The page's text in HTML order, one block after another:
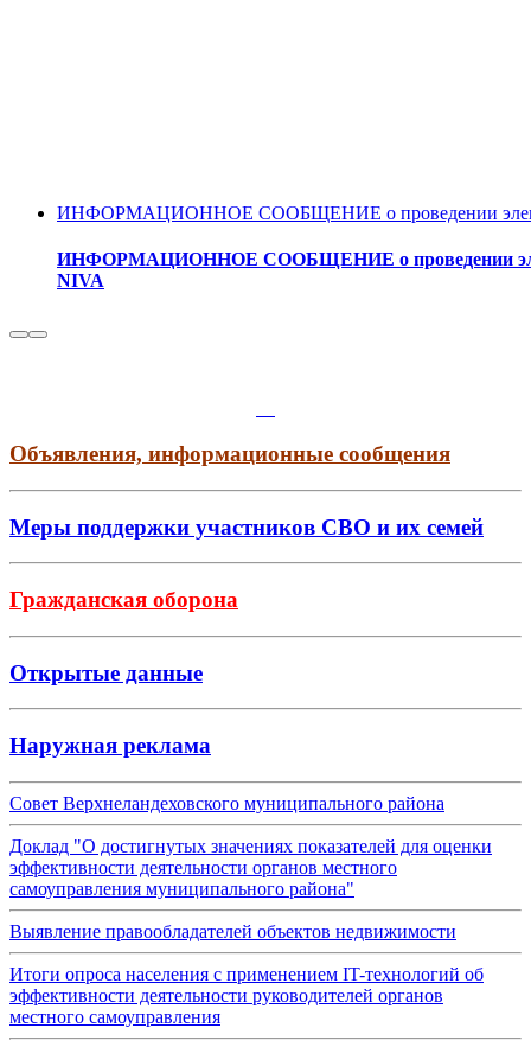
ИНФОРМАЦИОННОЕ СООБЩЕНИЕ о проведении
ИНФОРМАЦИОННОЕ СООБЩЕНИЕ о проведении
NIVA
Объявления, информационные сообщения
Меры поддержки участников СВО и их семей
Гражданская оборона
Открытые данные
Наружная реклама
Совет Верхнеландеховского муниципального района
Доклад "О достигнутых значениях показателей для оценки
эффективности деятельности органов местного
самоуправления муниципального района"
Выявление правообладателей объектов недвижимости
Итоги опроса населения с применением IT-технологий об
эффективности деятельности руководителей органов
местного самоуправления